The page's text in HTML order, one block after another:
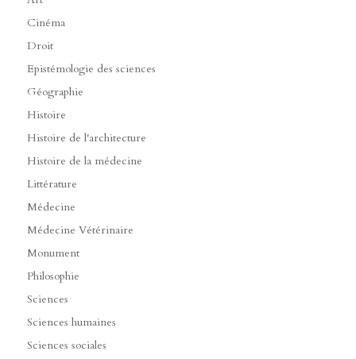
Cinéma
Droit
Epistémologie des sciences
Géographie
Histoire
Histoire de l'architecture
Histoire de la médecine
Littérature
Médecine
Médecine Vétérinaire
Monument
Philosophie
Sciences
Sciences humaines
Sciences sociales